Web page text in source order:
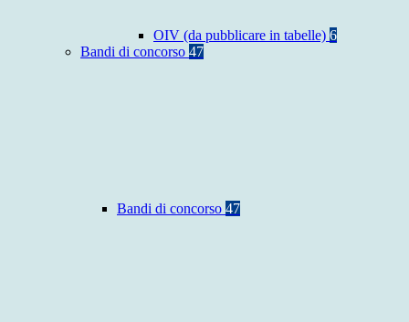
OIV (da pubblicare in tabelle) 6
Bandi di concorso 47
Bandi di concorso 47